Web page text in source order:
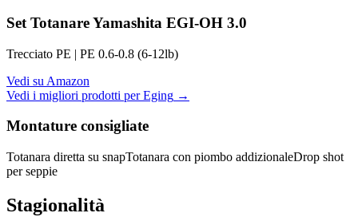
Set Totanare Yamashita EGI-OH 3.0
Trecciato PE | PE 0.6-0.8 (6-12lb)
Vedi su Amazon
Vedi i migliori prodotti perEging →
Montature consigliate
Totanara diretta su snapTotanara con piombo addizionaleDrop shot
per seppie
Stagionalità